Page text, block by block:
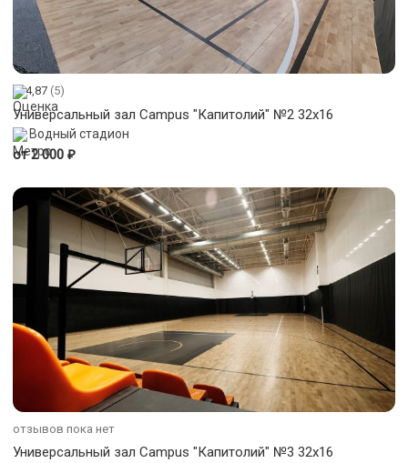
4,87 (5)
Универсальный зал Campus "Капитолий" №2 32x16
Водный стадион
от 2 000 ₽
отзывов пока нет
Универсальный зал Campus "Капитолий" №3 32x16